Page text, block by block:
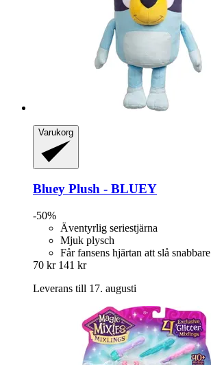
Varukorg
Bluey Plush -​ BLUEY
-50%
Äventyrlig seriestjärna
Mjuk plysch
Får fansens hjärtan att slå snabbare
70 kr 141 kr
Leverans till 17. augusti